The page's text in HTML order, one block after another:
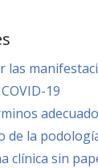
las
19
de la
clínica sin